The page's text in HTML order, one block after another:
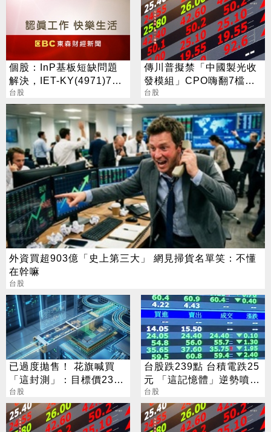
個股：InP基板短缺問題
解決，IET-KY(4971)7月
營收1.05億元，重拾成長
動能
台股
傳川普擬禁「中國製光收
發模組」CPO嗨翻7檔攻
漲停
台股
外資買超903億「史上第三大」 網見掃貨名單笑：不懂
在幹嘛
台股
已過度拋售！ 花旗喊買
「這封測」：目標價230
元
台股
台股跌239點 台積電跌25
元 「這記憶體」逆勢噴
5%
台股